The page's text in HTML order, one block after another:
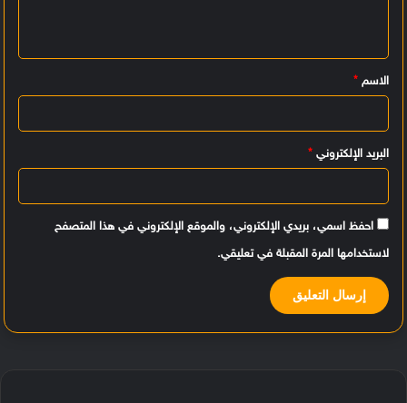
ي
ق
الاسم *
البريد الإلكتروني *
احفظ اسمي، بريدي الإلكتروني، والموقع الإلكتروني في هذا المتصفح
لاستخدامها المرة المقبلة في تعليقي.